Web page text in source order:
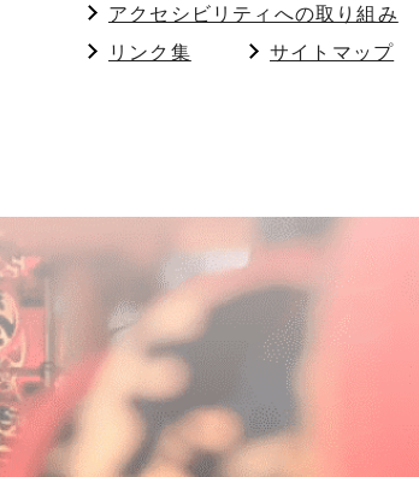
アクセシビリティへの取り組み
リンク集
サイトマップ